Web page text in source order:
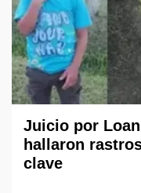
Juicio por
hallaron
clave